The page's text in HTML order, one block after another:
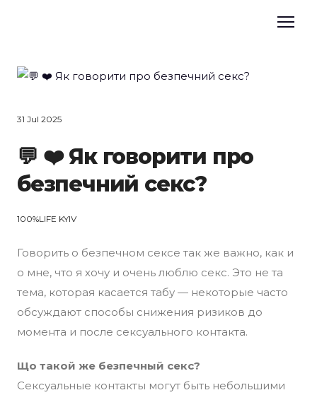
31 Jul 2025
💬 ❤️ Як говорити про
безпечний секс?
100%LIFE KYIV
Говорить о безпечном сексе так же важно, как и
о мне, что я хочу и очень люблю секс. Это не та
тема, которая касается табу — некоторые часто
обсуждают способы снижения ризиков до
момента и после сексуального контакта.
Що такой же безпечный секс?
Сексуальные контакты могут быть небольшими